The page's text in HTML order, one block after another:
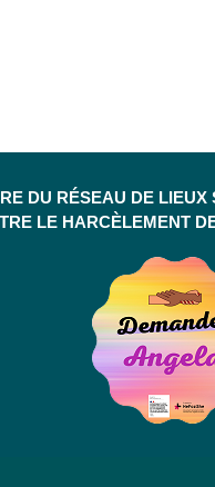
DU RÉSEAU DE LIEUX
LE HARCÈLEMENT